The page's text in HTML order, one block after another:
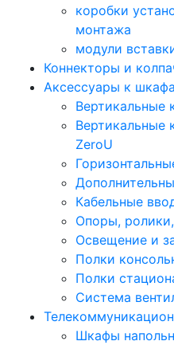
коробки
монтажа
модули
Коннекторы и
Аксессуары к
Вертикальные
Вертикальные
ZeroU
Кабельные
Опоры,
Освещение и
Полки
Полки
Система
Шкафы